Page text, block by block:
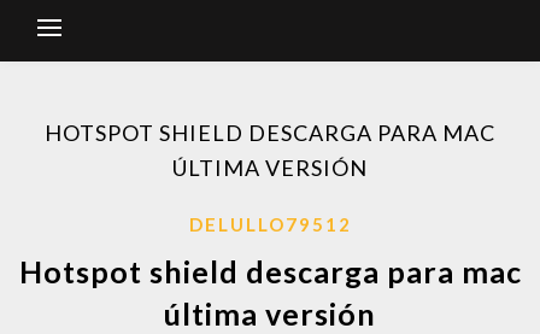
HOTSPOT SHIELD DESCARGA PARA MAC
ÚLTIMA VERSIÓN
DELULLO79512
Hotspot shield descarga para mac
última versión